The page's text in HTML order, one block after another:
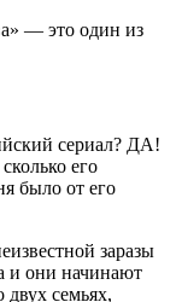
— это один из
сериал? ДА!
его
было от его
заразы
и они начинают
двух семьях,